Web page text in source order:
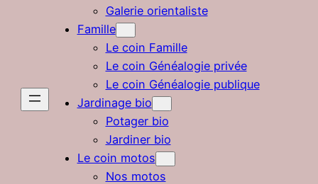
Galerie orientaliste
Famille
Le coin Famille
Le coin Généalogie privée
Le coin Généalogie publique
Jardinage bio
Potager bio
Jardiner bio
Le coin motos
Nos motos